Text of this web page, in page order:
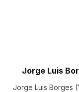
Jorge Luis
Jorge Luis Borges